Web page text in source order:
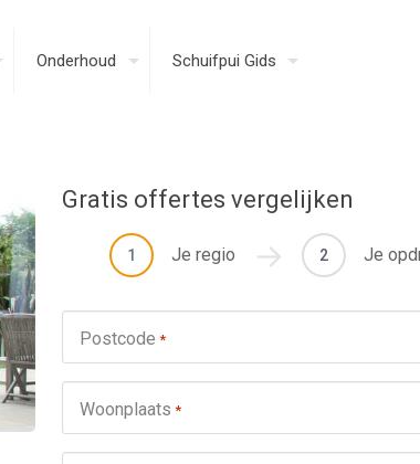
Onderhoud Schuifpui Gids
Gratis offertes vergelijken
1 Je regio 2 Je
Postcode *
Woonplaats *